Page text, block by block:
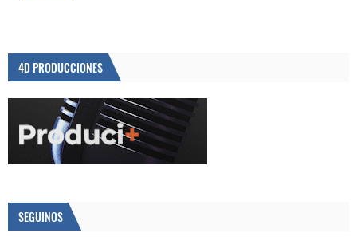
4D PRODUCCIONES
SEGUINOS